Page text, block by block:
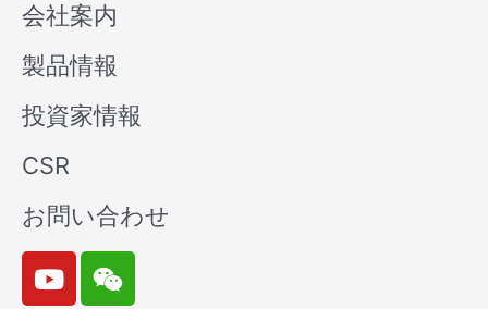
会社案内
製品情報
投資家情報
CSR
お問い合わせ
Y
o
W
e